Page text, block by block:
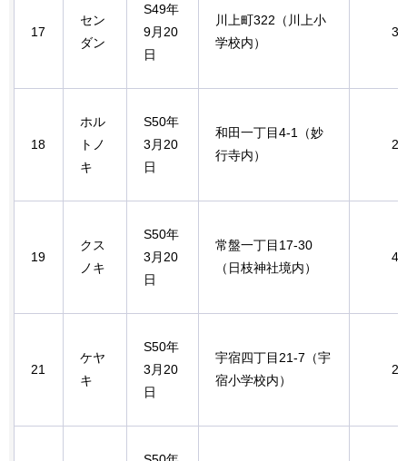
17
セン
ダン
S49年
9月20
日
川上町322（川上小
学校内）
18
ホル
トノ
キ
S50年
3月20
日
和田一丁目4-1（妙
行寺内）
19
クス
ノキ
S50年
3月20
日
常盤一丁目17-30
（日枝神社境内）
21
ケヤ
キ
S50年
3月20
日
宇宿四丁目21-7（宇
宿小学校内）